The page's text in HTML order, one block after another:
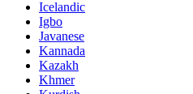
Icelandic
Igbo
Javanese
Kannada
Kazakh
Khmer